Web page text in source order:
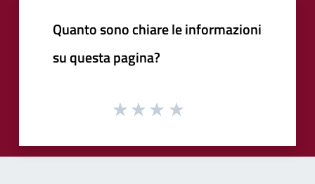
Quanto sono chiare le informazioni
su questa pagina?